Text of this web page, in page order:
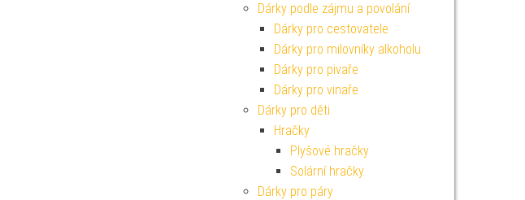
Dárky podle zájmu a povolání
Dárky pro cestovatele
Dárky pro milovníky alkoholu
Dárky pro pivaře
Dárky pro vinaře
Dárky pro děti
Hračky
Plyšové hračky
Solární hračky
Dárky pro páry